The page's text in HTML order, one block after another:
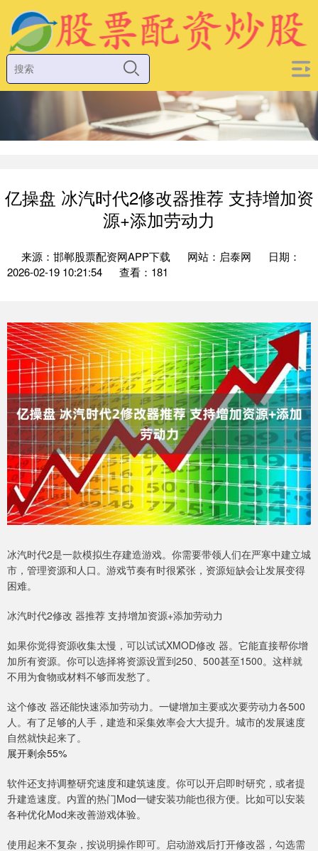
亿操盘 冰汽时代2修改器推荐 支持增加资
源+添加劳动力
来源：邯郸股票配资网APP下载 网站：启泰网
日期：
2026-02-19 10:21:54
查看：181
冰汽时代2是一款模拟生存建造游戏。你需要带领人们在严寒中建立城
市，管理资源和人口。游戏节奏有时很紧张，资源短缺会让发展变得
困难。
冰汽时代2修改 器推荐 支持增加资源+添加劳动力
如果你觉得资源收集太慢，可以试试XMOD修改 器。它能直接帮你增
加所有资源。你可以选择将资源设置到250、500甚至1500。这样就
不用为食物或材料不够而发愁了。
这个修改 器还能快速添加劳动力。一键增加主要或次要劳动力各500
人。有了足够的人手，建造和采集效率会大大提升。城市的发展速度
自然就快起来了。
展开剩余55%
软件还支持调整研究速度和建筑速度。你可以开启即时研究，或者提
升建造速度。内置的热门Mod一键安装功能也很方便。比如可以安装
各种优化Mod来改善游戏体验。
使用起来不复杂，按说明操作即可。启动游戏后打开修改器，勾选需